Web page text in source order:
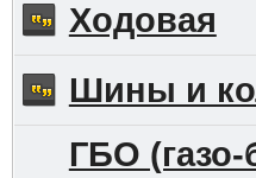
Ходовая
Шины и
ГБО